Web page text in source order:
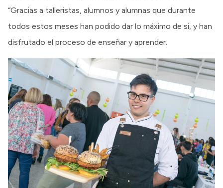
“Gracias a talleristas, alumnos y alumnas que durante
todos estos meses han podido dar lo máximo de si, y han
disfrutado el proceso de enseñar y aprender.